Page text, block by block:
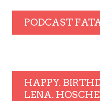
PODCAST
HAPPY.
LENA.